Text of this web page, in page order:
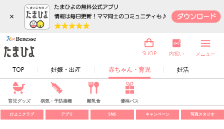
×
TOP 妊娠・出産 赤ちゃん・育児 妊活
SHOP 内祝い メニュー
育児グッズ 病気・予防接種 離乳食 優待パス
ひよこクラブ アプリ SNS キャンペーン 写真スタジオ